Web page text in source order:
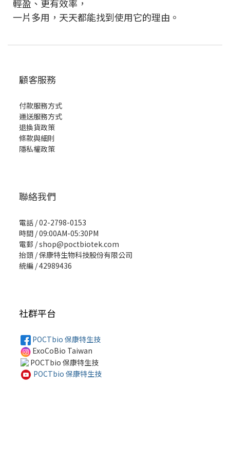
輕盈、更有效率，
一片多用，天天都能找到使用它的理由。
顧客服務
付款服務方式
運送服務方式
退換貨政策
條款與細則
隱私權政策
聯絡我們
電話 / 02-2798-0153
時間 / 09:00AM-05:30PM
電郵 / shop@poctbiotek.com
抬頭 / 保康特生物科技股份有限公司
統編 / 42989436
社群平台
POCTbio 保康特生技
ExoCoBio Taiwan
POCTbio 保康特生技
POCTbio 保康特生技